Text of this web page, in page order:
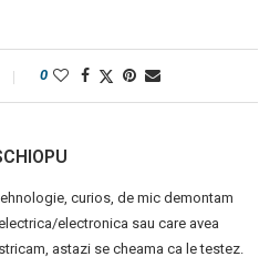
0
curios, de mic demontam
electronica sau care avea
astazi se cheama ca le testez.